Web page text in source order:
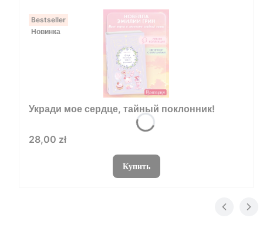
Bestseller
Новинка
Укради мое сердце, тайный поклонник!
Цена
28,00 zł
Купить